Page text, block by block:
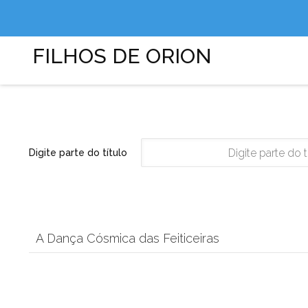
Digite parte do título
A Dança Cósmica das Feiticeiras
FILHOS DE ORION